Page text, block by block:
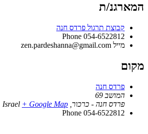
המארגנ/ת
קבוצת תרגול פרדס חנה
Phone 054-6522812
מייל zen.pardeshanna@gmail.com
מקום
פרדס חנה
המושב 69
פרדס חנה - כרכור
Israel + Google Map
Phone 054-6522812